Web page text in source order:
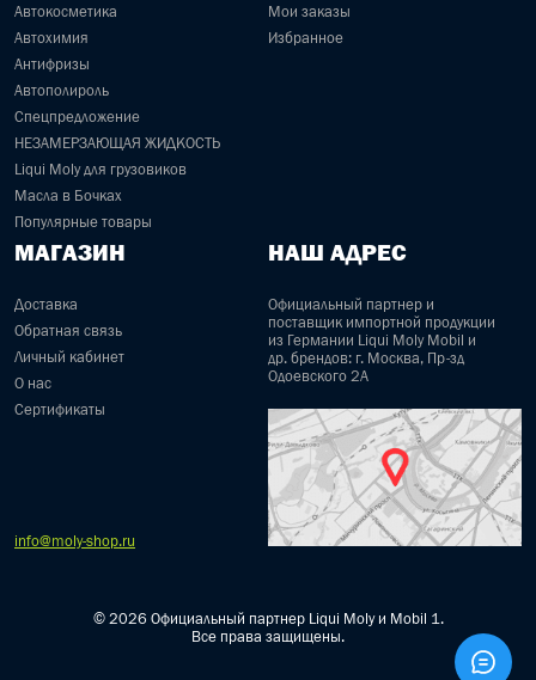
Автокосметика
Автохимия
Антифризы
Автополироль
Спецпредложение
НЕЗАМЕРЗАЮЩАЯ ЖИДКОСТЬ
Liqui Moly для грузовиков
Масла в Бочках
Популярные товары
Мои заказы
Избранное
МАГАЗИН
Доставка
Обратная связь
Личный кабинет
О нас
Сертификаты
НАШ АДРЕС
Официальный партнер и
поставщик импортной продукции
из Германии Liqui Moly Mobil и
др. брендов: г. Москва, Пр-зд
Одоевского 2А
info@moly-shop.ru
© 2026 Официальный партнер Liqui Moly и Mobil 1.
Все права защищены.